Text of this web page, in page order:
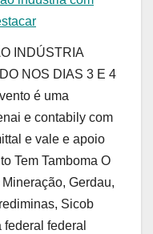
INDÚSTRIA
NOS DIAS 3 E 4
é uma
e contabily com
e vale e apoio
Tem Tamboma O
Gerdau,
Sicob
federal